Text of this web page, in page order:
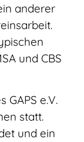
anderer
und CBS
GAPS e.V.
statt.
und ein